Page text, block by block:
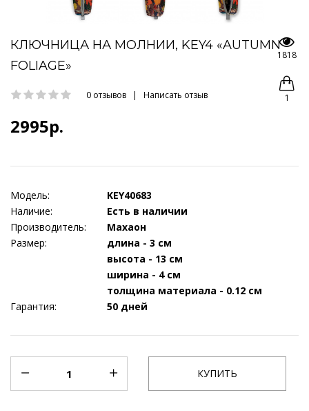
КЛЮЧНИЦА НА МОЛНИИ, KEY4 «AUTUMN
FOLIAGE»
0 отзывов | Написать отзыв
2995р.
1818
1
Модель:
KEY40683
Наличие:
Есть в наличии
Производитель:
Махаон
Размер:
длина - 3 см
высота - 13 см
ширина - 4 см
толщина материала - 0.12 см
Гарантия:
50 дней